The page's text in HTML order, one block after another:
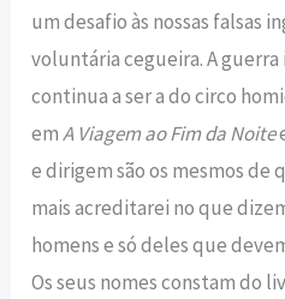
um desafio às nossas falsas
voluntária cegueira. A
continua a ser a do circo
emA Viagem ao Fim da Noite
e dirigem são os mesmos de
mais acreditarei no que
homens e só deles que
Os seus nomes constam do